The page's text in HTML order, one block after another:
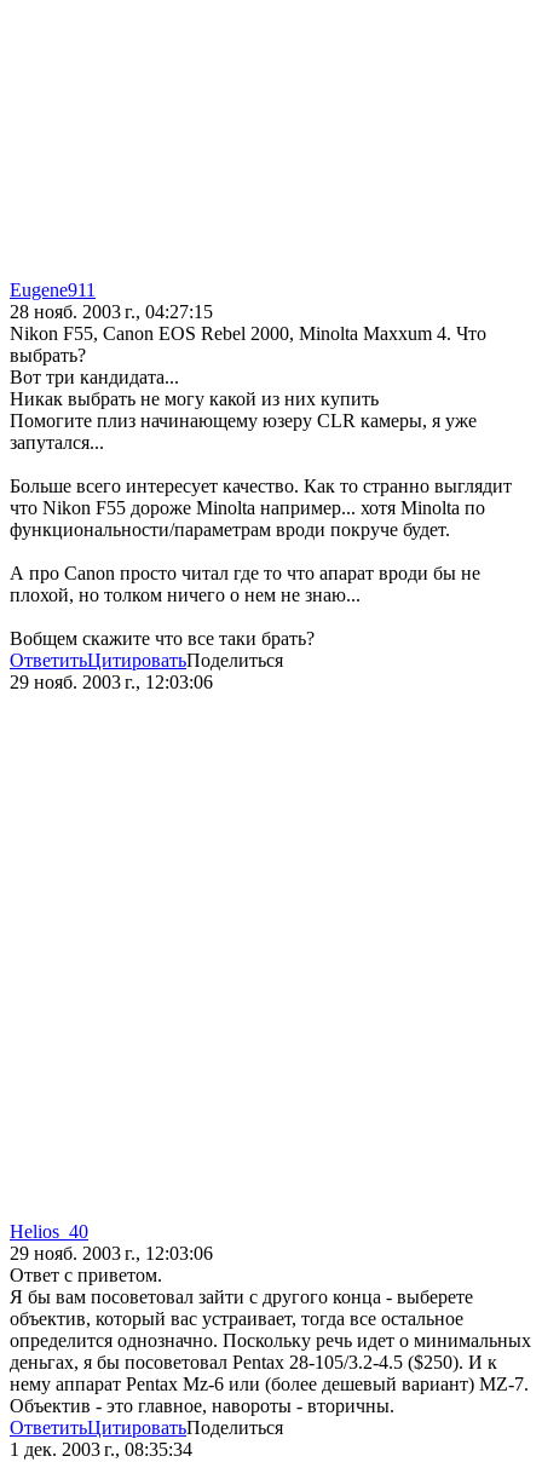
Eugene911
28 нояб. 2003 г., 04:27:15
Nikon F55, Canon EOS Rebel 2000, Minolta Maxxum 4. Что
выбрать?
Вот три кандидата...
Никак выбрать не могу какой из них купить
Помогите плиз начинающему юзеру CLR камеры, я уже
запутался...
Больше всего интересует качество. Как то странно выглядит
что Nikon F55 дороже Minolta например... хотя Minolta по
функциональности/параметрам вроди покруче будет.
А про Canon просто читал где то что апарат вроди бы не
плохой, но толком ничего о нем не знаю...
Вобщем скажите что все таки брать?
ОтветитьЦитироватьПоделиться
29 нояб. 2003 г., 12:03:06
Helios_40
29 нояб. 2003 г., 12:03:06
Ответ с приветом.
Я бы вам посоветовал зайти с другого конца - выберете
объектив, который вас устраивает, тогда все остальное
определится однозначно. Поскольку речь идет о минимальных
деньгах, я бы посоветовал Pentax 28-105/3.2-4.5 ($250). И к
нему аппарат Pentax Mz-6 или (более дешевый вариант) MZ-7.
Объектив - это главное, навороты - вторичны.
ОтветитьЦитироватьПоделиться
1 дек. 2003 г., 08:35:34